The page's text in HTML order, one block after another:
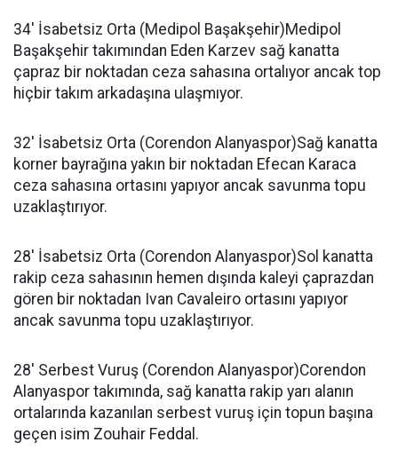
34' İsabetsiz Orta (Medipol Başakşehir)Medipol
Başakşehir takımından Eden Karzev sağ kanatta
çapraz bir noktadan ceza sahasına ortalıyor ancak top
hiçbir takım arkadaşına ulaşmıyor.
32' İsabetsiz Orta (Corendon Alanyaspor)Sağ kanatta
korner bayrağına yakın bir noktadan Efecan Karaca
ceza sahasına ortasını yapıyor ancak savunma topu
uzaklaştırıyor.
28' İsabetsiz Orta (Corendon Alanyaspor)Sol kanatta
rakip ceza sahasının hemen dışında kaleyi çaprazdan
gören bir noktadan Ivan Cavaleiro ortasını yapıyor
ancak savunma topu uzaklaştırıyor.
28' Serbest Vuruş (Corendon Alanyaspor)Corendon
Alanyaspor takımında, sağ kanatta rakip yarı alanın
ortalarında kazanılan serbest vuruş için topun başına
geçen isim Zouhair Feddal.